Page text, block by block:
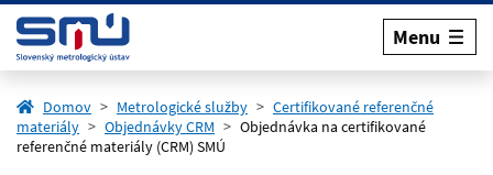
Menu
Domov Metrologické služby
Certifikované referenčné
materiály
Objednávky CRM
Objednávka na certifikované
referenčné materiály (CRM) SMÚ